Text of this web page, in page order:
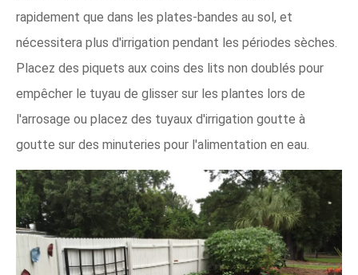
rapidement que dans les plates-bandes au sol, et
nécessitera plus d'irrigation pendant les périodes sèches.
Placez des piquets aux coins des lits non doublés pour
empêcher le tuyau de glisser sur les plantes lors de
l'arrosage ou placez des tuyaux d'irrigation goutte à
goutte sur des minuteries pour l'alimentation en eau.